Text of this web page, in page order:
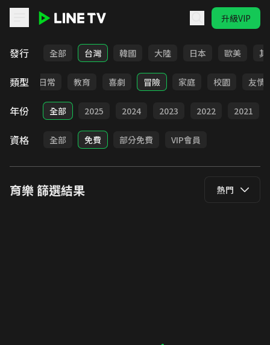
升級VIP
發行 全部 台灣 韓國 大陸 日本 歐美 其
類型
卡通 日常 教育 喜劇 冒險 家庭 校園 友情
年份 全部 2025 2024 2023 2022 2021
資格 全部 免費 部分免費 VIP會員
育樂篩選結果 熱門